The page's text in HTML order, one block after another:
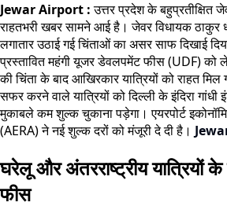
Jewar Airport :उत्तर प्रदेश के बहुप्रतीक्षित
राहतभरी खबर सामने आई है। जेवर विधायक ठाकुर
लगातार उठाई गई चिंताओं का असर साफ दिखाई
प्रस्तावित महंगी यूजर डेवलपमेंट फीस (UDF) को
की चिंता के बाद आखिरकार यात्रियों को राहत
सफर करने वाले यात्रियों को दिल्ली के इंदिरा
मुकाबले कम शुल्क चुकाना पड़ेगा। एयरपोर्ट
(AERA) ने नई शुल्क दरों को मंजूरी दे दी है।
घरेलू और अंतरराष्ट्रीय यात्रियों
फीस